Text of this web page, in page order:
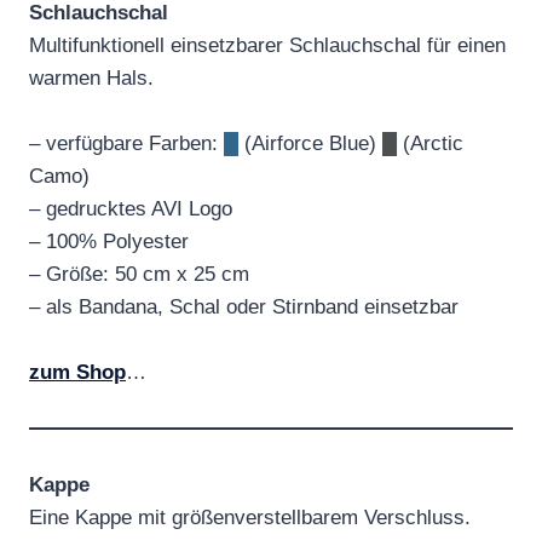
Schlauchschal
Multifunktionell einsetzbarer Schlauchschal für einen
warmen Hals.
– verfügbare Farben: (Airforce Blue)
(Arctic
Camo)
– gedrucktes AVI Logo
– 100% Polyester
– Größe: 50 cm x 25 cm
– als Bandana, Schal oder Stirnband einsetzbar
zum Shop…
Kappe
Eine Kappe mit größenverstellbarem Verschluss.